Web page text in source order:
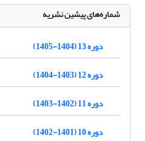
شماره‌های پیشین نشریه
دوره 13 (1404-1405)
دوره 12 (1403-1404)
دوره 11 (1402-1403)
دوره 10 (1401-1402)